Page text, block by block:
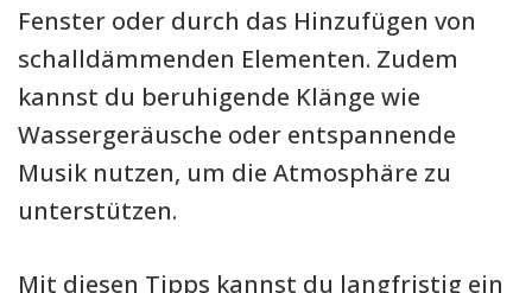
Fenster oder durch das Hinzufügen von
schalldämmenden Elementen. Zudem
kannst du beruhigende Klänge wie
Wassergeräusche oder entspannende
Musik nutzen, um die Atmosphäre zu
unterstützen.
Mit diesen Tipps kannst du langfristig ein